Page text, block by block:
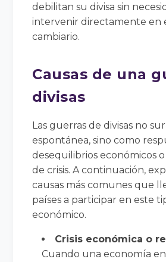
debilitan su divisa sin
intervenir directamente en
cambiario.
Causas de una
divisas
Las guerras de divisas no
espontánea, sino como
desequilibrios económicos
de crisis. A continuación,
causas más comunes que
países a participar en este
económico.
Crisis económica o
Cuando una economía